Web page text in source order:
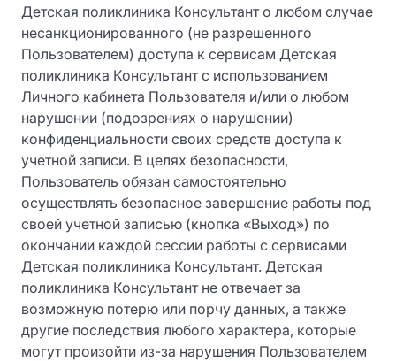
Детская поликлиника Консультант о любом случае
несанкционированного (не разрешенного
Пользователем) доступа к сервисам Детская
поликлиника Консультант с использованием
Личного кабинета Пользователя и/или о любом
нарушении (подозрениях о нарушении)
конфиденциальности своих средств доступа к
учетной записи. В целях безопасности,
Пользователь обязан самостоятельно
осуществлять безопасное завершение работы под
своей учетной записью (кнопка «Выход») по
окончании каждой сессии работы с сервисами
Детская поликлиника Консультант. Детская
поликлиника Консультант не отвечает за
возможную потерю или порчу данных, а также
другие последствия любого характера, которые
могут произойти из-за нарушения Пользователем